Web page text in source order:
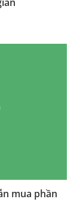
mua phần